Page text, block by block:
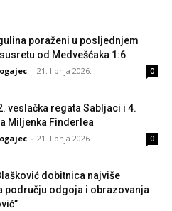
poraženi u posljednjem
od Medvešćaka 1:6
- 21. lipnja 2026. 0
veslačka regata Sabljaci i 4.
Miljenka Finderlea
- 21. lipnja 2026. 0
dobitnica najviše
području odgoja i obrazovanja